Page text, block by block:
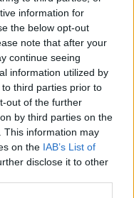
information for
the below opt-out
note that after your
continue seeing
information utilized by
third parties prior to
out of the further
by third parties on the
This information may
on the IAB’s List of
disclose it to other